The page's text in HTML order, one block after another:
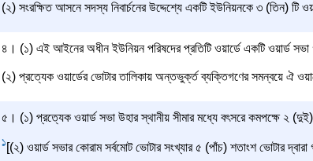
(২) সংরক্ষিত আসনে সদস্য নিবার্চনের উদ্দেশ্যে একটি ইউনিয়নকে ৩ (তিন) টি
৪। (১) এই আইনের অধীন ইউনিয়ন পরিষদের প্রতিটি ওয়ার্ডে একটি ওয়ার্ড
(২) প্রত্যেক ওয়ার্ডের ভোটার তালিকায় অন্তভুর্ক্ত ব্যক্তিগণের সমন্বয়ে ঐ
৫। (১) প্রত্যেক ওয়ার্ড সভা উহার স্থানীয় সীমার মধ্যে বৎসরে কমপক্ষে ২ (দুই)
1[(২) ওয়ার্ড সভার কোরাম সর্বমোট ভোটার সংখ্যার ৫ (পাঁচ) শতাংশ ভোটার দ্বারা